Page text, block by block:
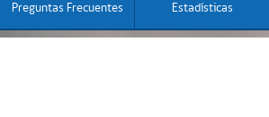
Preguntas Frecuentes Estadísticas